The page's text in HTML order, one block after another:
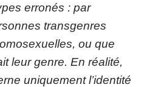
erronés : par
transgenres
ou que
leur genre. En réalité,
uniquement l’identité